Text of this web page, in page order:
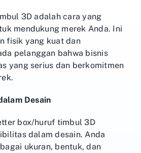
3D adalah cara yang
mendukung merek Anda. Ini
fisik yang kuat dan
pelanggan bahwa bisnis
yang serius dan berkomitmen
Desain
box/huruf timbul 3D
dalam desain. Anda
ukuran, bentuk, dan